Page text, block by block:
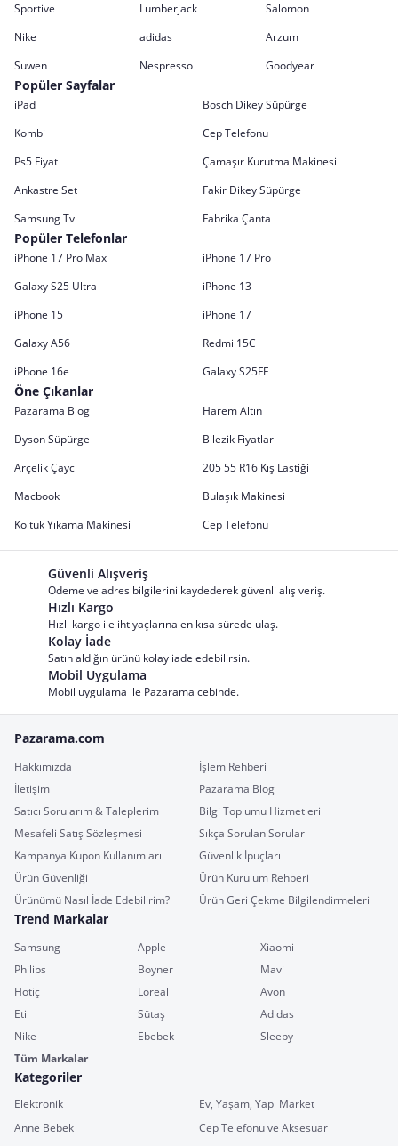
Sportive
Lumberjack
Salomon
Nike
adidas
Arzum
Suwen
Nespresso Goodyear
Popüler Sayfalar
iPad
Bosch Dikey Süpürge
Kombi
Cep Telefonu
Ps5 Fiyat
Çamaşır Kurutma Makinesi
Ankastre Set
Fakir Dikey Süpürge
Samsung Tv
Fabrika Çanta
Popüler Telefonlar
iPhone 17 Pro Max
iPhone 17 Pro
Galaxy S25 Ultra
iPhone 13
iPhone 15
iPhone 17
Galaxy A56
Redmi 15C
iPhone 16e
Galaxy S25FE
Öne Çıkanlar
Pazarama Blog
Harem Altın
Dyson Süpürge
Bilezik Fiyatları
Arçelik Çaycı
205 55 R16 Kış Lastiği
Macbook
Bulaşık Makinesi
Koltuk Yıkama Makinesi
Cep Telefonu
Güvenli Alışveriş
Ödeme ve adres bilgilerini kaydederek güvenli alış veriş.
Hızlı Kargo
Hızlı kargo ile ihtiyaçlarına en kısa sürede ulaş.
Kolay İade
Satın aldığın ürünü kolay iade edebilirsin.
Mobil Uygulama
Mobil uygulama ile Pazarama cebinde.
Pazarama.com
Hakkımızda
İşlem Rehberi
İletişim
Pazarama Blog
Satıcı Sorularım & Taleplerim
Bilgi Toplumu Hizmetleri
Mesafeli Satış Sözleşmesi
Sıkça Sorulan Sorular
Kampanya Kupon Kullanımları
Güvenlik İpuçları
Ürün Güvenliği
Ürün Kurulum Rehberi
Ürünümü Nasıl İade Edebilirim?
Ürün Geri Çekme Bilgilendirmeleri
Trend Markalar
Samsung Apple
Xiaomi
Philips
Boyner
Mavi
Hotiç
Loreal
Avon
Eti
Sütaş
Adidas
Nike
Ebebek
Sleepy
Tüm Markalar
Kategoriler
Elektronik
Ev, Yaşam, Yapı Market
Anne Bebek
Cep Telefonu ve Aksesuar